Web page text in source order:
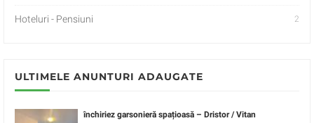
Hoteluri - Pensiuni 2
ULTIMELE ANUNTURI ADAUGATE
închiriez garsonieră spațioasă – Dristor / Vitan